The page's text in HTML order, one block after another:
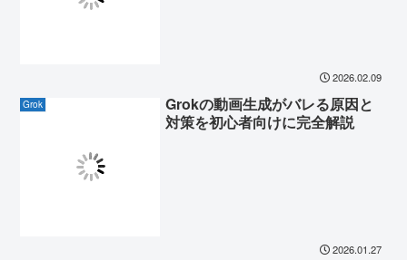
2026.02.09
Grok
Grokの動画生成がバレる原因と
対策を初心者向けに完全解説
2026.01.27